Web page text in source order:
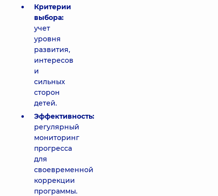
Критерии
выбора:
учет
уровня
развития,
интересов
и
сильных
сторон
детей.
Эффективность:
регулярный
мониторинг
прогресса
для
своевременной
коррекции
программы.